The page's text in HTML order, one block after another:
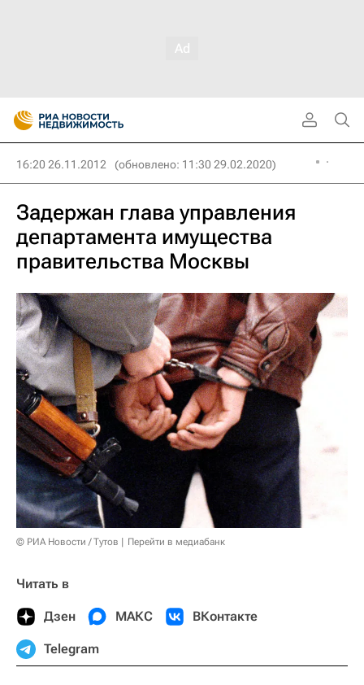
16:20 26.11.2012 (обновлено: 11:30 29.02.2020)
Задержан глава управления
департамента имущества
правительства Москвы
© РИА Новости / Тутов Перейти в медиабанк
Читать в
Дзен МАКС ВКонтакте
Telegram